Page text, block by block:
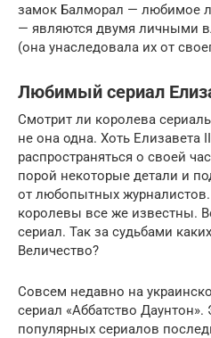
замок Балморал — любимое
— являются двумя личными
(она унаследовала их от
Любимый сериал
Смотрит ли королева
не она одна. Хоть Елизавета
распространяться о своей
порой некоторые детали и
от любопытных
королевы все же известны.
сериал. Так за судьбами
Величество?
Совсем недавно на
сериал «Аббатство
популярных сериалов